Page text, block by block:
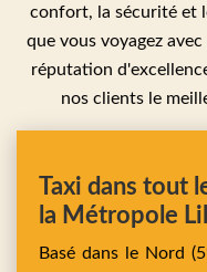
confort, la sécurité et
que vous voyagez
réputation
nos clients le
Taxi dans tout
la Métropole
Basé dans le Nord